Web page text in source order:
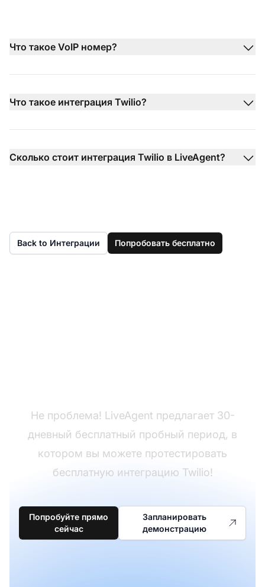
Что такое VoIP номер?
Что такое интеграция Twilio?
Сколько стоит интеграция Twilio в LiveAgent?
Back to Интеграции Попробовать бесплатно
Не проблема! LiveAgent предлагает 30-
дневный бесплатный пробный период, в
котором вы можете протестировать
бесплатную интеграцию Twilio!
Попробуйте прямо
сейчас
Запланировать
демонстрацию